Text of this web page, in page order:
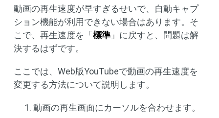
動画の再生速度が早すぎるせいで、自動キャプ
ション機能が利用できない場合はあります。そ
こで、再生速度を「 標準 」に戻すと、問題は解
決するはずです。
ここでは、Web版YouTubeで動画の再生速度を
変更する方法について説明します。
動画の再生画面にカーソルを合わせます。